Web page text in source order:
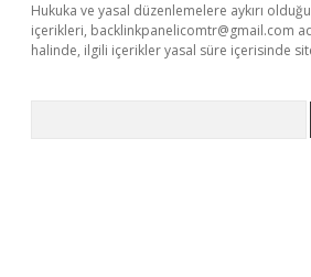
Hukuka ve yasal düzenlemelere aykırı
içerikleri, backlinkpanelicomtr@gmail.com
halinde, ilgili içerikler yasal süre içerisinde